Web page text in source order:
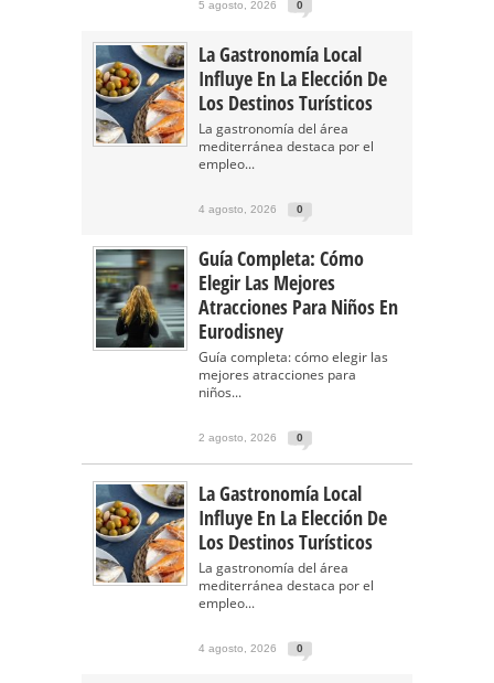
5 agosto, 2026 0
La Gastronomía Local
Influye En La Elección De
Los Destinos Turísticos
La gastronomía del área
mediterránea destaca por el
empleo...
4 agosto, 2026 0
Guía Completa: Cómo
Elegir Las Mejores
Atracciones Para Niños En
Eurodisney
Guía completa: cómo elegir las
mejores atracciones para
niños...
2 agosto, 2026 0
La Gastronomía Local
Influye En La Elección De
Los Destinos Turísticos
La gastronomía del área
mediterránea destaca por el
empleo...
4 agosto, 2026 0